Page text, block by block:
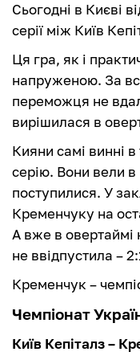
Сьогодні в Києві
серії між Київ
Ця гра, як і
напруженою. За
переможця не
вирішилася в
Кияни самі винні
серію. Вони вели в
поступилися. У
Кременчуку на
А вже в
не ввідпустила –
Кременчук –
Чемпіонат
Київ Кепіталз –